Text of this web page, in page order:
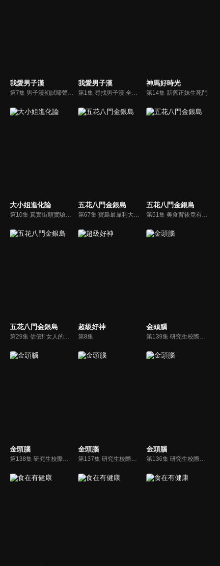
我愛男子漢 我愛男子漢 神馬好時光
第14集 新舊正妹生死鬥
大小姐進化論
第10集 真實街頭實驗美腿較易遇到好心人！？何妤玟教妳用鞋盒輕鬆打造緊緻雙腿曲線 ！？
五花八門金銀島
第67集 寶島最犀利大餐!! 全台巨無霸美食讓你吃到飽
五花八門金銀島
第51集 美食背後竟有一段感人故事?!
五花八門金銀島
第29集 估價!! 女人的夢幻家事逸品
超級好神
第8集
金頭腦
第139集 研究生校際對抗賽4
金頭腦 金頭腦
第137集 研究生校際對抗賽2
金頭腦
第136集 研究生校際對抗賽1